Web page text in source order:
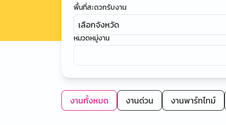
พื้นที่สะดวกรับงาน
เลือกจังหวัด
หมวดหมู่งาน
งานทั้งหมด งานด่วน งานพาร์ทไทม์